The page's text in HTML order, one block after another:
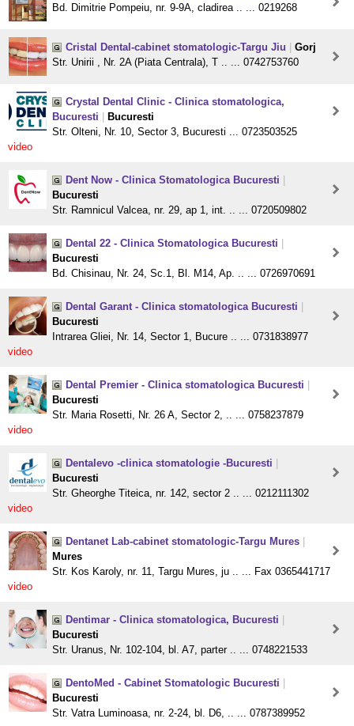
Bd. Dimitrie Pompeiu, nr. 9-9A, cladirea .. ... 0219268
Cristal Dental-cabinet stomatologic-Targu Jiu
Gorj
Str. Unirii , Nr. 2A (Piata Centrala), T .. ... 0742753760
Crystal Dental Clinic - Clinica stomatologica,
Bucuresti
Bucuresti
Str. Olteni, Nr. 10, Sector 3, Bucuresti ... 0723503525
video
Dent Now - Clinica Stomatologica Bucuresti
Bucuresti
Str. Ramnicul Valcea, nr. 29, ap 1, int. .. ... 0720509802
Dental 22 - Clinica Stomatologica Bucuresti
Bucuresti
Bd. Chisinau, Nr. 24, Sc.1, Bl. M14, Ap. .. ... 0726970691
Dental Garant - Clinica stomatologica Bucuresti
Bucuresti
Intrarea Gliei, Nr. 14, Sector 1, Bucure .. ... 0731838977
video
Dental Premier - Clinica stomatologica Bucuresti
Bucuresti
Str. Maria Rosetti, Nr. 26 A, Sector 2, .. ... 0758237879
video
Dentalevo -clinica stomatologie -Bucuresti
Bucuresti
Str. Gheorghe Titeica, nr. 142, sector 2 .. ... 0212111302
video
Dentanet Lab-cabinet stomatologic-Targu Mures
Mures
Str. Kos Karoly, nr. 11, Targu Mures, ju .. ... Fax 0365441717
video
Dentimar - Clinica stomatologica, Bucuresti
Bucuresti
Str. Uranus, Nr. 102-104, bl. A7, parter .. ... 0748221533
DentoMed - Cabinet Stomatologic Bucuresti
Bucuresti
Str. Vatra Luminoasa, nr. 2-24, bl. D6, .. ... 0787389952